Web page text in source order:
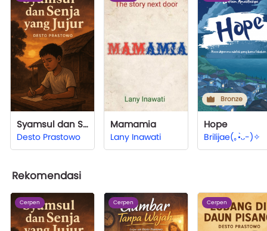
Syamsul dan Senja yang Jujur
Desto Prastowo
Mamamia
Lany Inawati
Bronze
Hope
Brilijae(⁠｡⁠•̀⁠ᴗ⁠-⁠)⁠✧
Rekomendasi
Cerpen Cerpen Cerpen